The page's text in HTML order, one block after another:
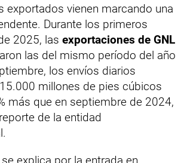
exportados vienen marcando una
Durante los primeros
2025, las exportaciones de GNL
las del mismo período del año
los envíos diarios
millones de pies cúbicos
más que en septiembre de 2024,
de la entidad